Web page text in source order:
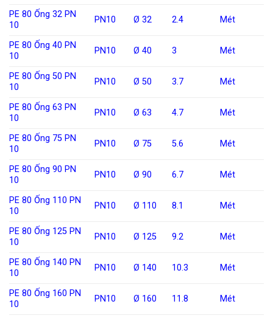
PE 80 Ống 32 PN
10
PN10 Ø 32 2.4 Mét
PE 80 Ống 40 PN
10
PN10 Ø 40 3 Mét
PE 80 Ống 50 PN
10
PN10 Ø 50 3.7 Mét
PE 80 Ống 63 PN
10
PN10 Ø 63 4.7 Mét
PE 80 Ống 75 PN
10
PN10 Ø 75 5.6 Mét
PE 80 Ống 90 PN
10
PN10 Ø 90 6.7 Mét
PE 80 Ống 110 PN
10
PN10 Ø 110 8.1 Mét
PE 80 Ống 125 PN
10
PN10 Ø 125 9.2 Mét
PE 80 Ống 140 PN
10
PN10 Ø 140 10.3 Mét
PE 80 Ống 160 PN
10
PN10 Ø 160 11.8 Mét